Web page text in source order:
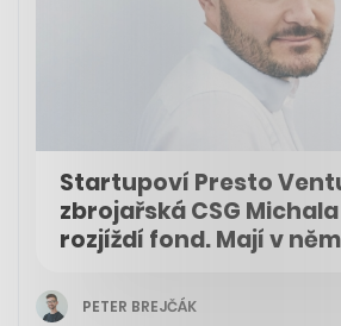
Startupoví Presto
zbrojařská CSG
rozjíždí fond. Mají v
PETER BREJČÁK